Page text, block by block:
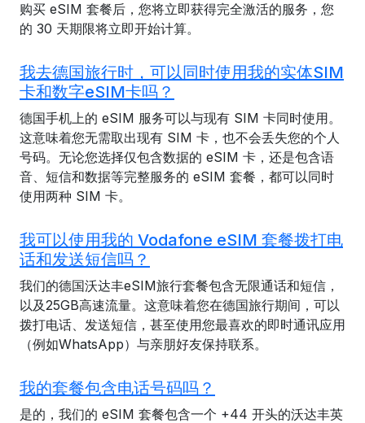
购买 eSIM 套餐后，您将立即获得完全激活的服务，您
的 30 天期限将立即开始计算。
我去德国旅行时，可以同时使用我的实体SIM
卡和数字eSIM卡吗？
德国手机上的 eSIM 服务可以与现有 SIM 卡同时使用。
这意味着您无需取出现有 SIM 卡，也不会丢失您的个人
号码。无论您选择仅包含数据的 eSIM 卡，还是包含语
音、短信和数据等完整服务的 eSIM 套餐，都可以同时
使用两种 SIM 卡。
我可以使用我的 Vodafone eSIM 套餐拨打电
话和发送短信吗？
我们的德国沃达丰eSIM旅行套餐包含无限通话和短信，
以及25GB高速流量。这意味着您在德国旅行期间，可以
拨打电话、发送短信，甚至使用您最喜欢的即时通讯应用
（例如WhatsApp）与亲朋好友保持联系。
我的套餐包含电话号码吗？
是的，我们的 eSIM 套餐包含一个 +44 开头的沃达丰英